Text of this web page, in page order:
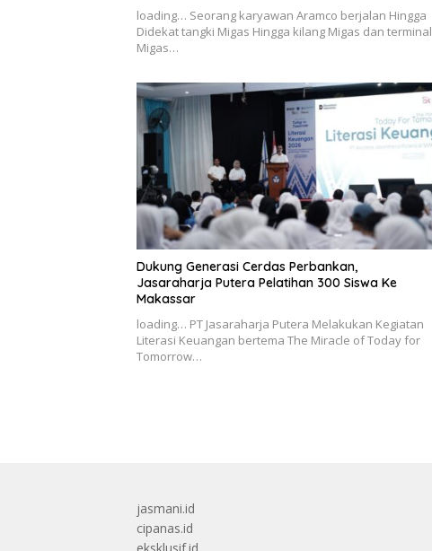
loading… Seorang karyawan Aramco berjalan Hingga
Didekat tangki Migas Hingga kilang Migas dan terminal
Migas…
Dukung Generasi Cerdas Perbankan,
Jasaraharja Putera Pelatihan 300 Siswa Ke
Makassar
loading… PT Jasaraharja Putera Melakukan Kegiatan
Literasi Keuangan bertema The Miracle of Today for
Tomorrow…
jasmani.id
cipanas.id